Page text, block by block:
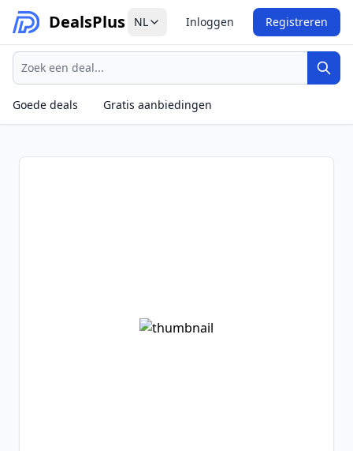
DealsPlus NL Inloggen Registreren
Zoeken
Goede deals
Gratis aanbiedingen